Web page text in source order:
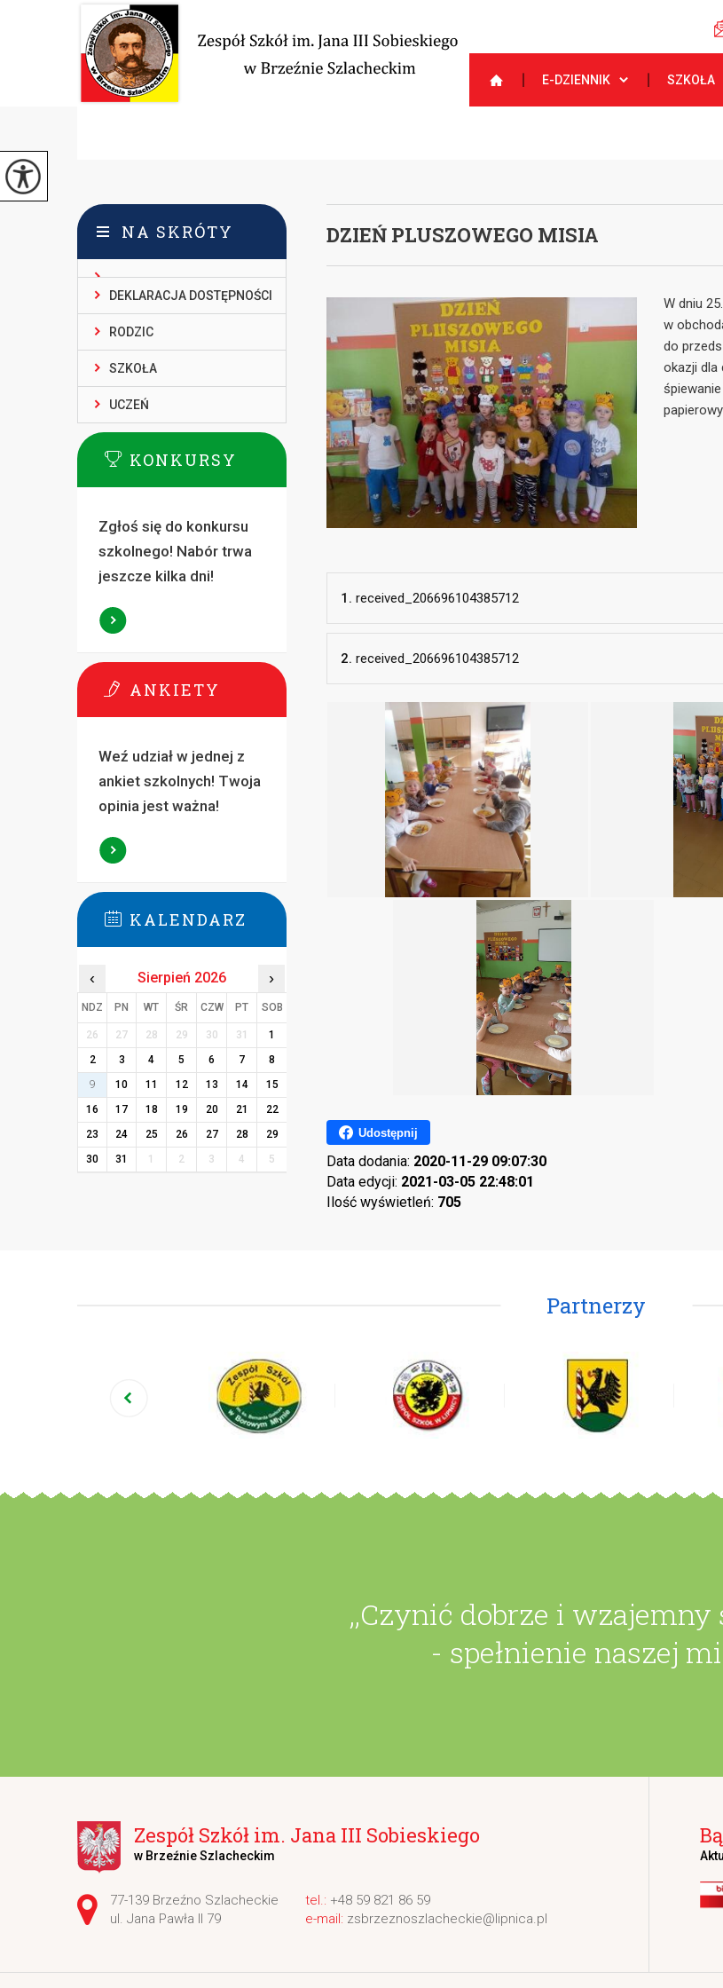
E-DZIENNIK SZKOŁA
DZIEŃ PLUSZOWEGO MISIA
W dniu
w
do
okazji dla
1. received_206696104385712
2. received_206696104385712
Udostępnij
Data dodania: 2020-11-29 09:07:30
Data edycji: 2021-03-05 22:48:01
Ilość wyświetleń: 705
NA SKRÓTY
DEKLARACJA DOSTĘPNOŚCI
RODZIC
SZKOŁA
UCZEŃ
KONKURSY
Zgłoś się do konkursu
szkolnego! Nabór trwa
jeszcze kilka dni!
ANKIETY
Weź udział w jednej z
ankiet szkolnych! Twoja
opinia jest ważna!
KALENDARZ
‹ Sierpień 2026 ›
NDZ PN WT ŚR CZW PT SOB
26 27 28 29 30 31
1
2
3 4 5 6 7
8
9
10 11 12 13 14
15
16
17 18 19 20 21
22
23
24 25 26 27 28
29
30
31 1 2 3 4 5
Partnerzy
,,Czynić dobrze i wzajemny
- spełnienie naszej
Zespół Szkół im. Jana III Sobieskiego
w Brzeźnie Szlacheckim
Adres pocztowy:
77-139 Brzeźno Szlacheckie
ul. Jana Pawła II 79
+48 59 821 86 59
zsbrzeznoszlacheckie@lipnica.pl